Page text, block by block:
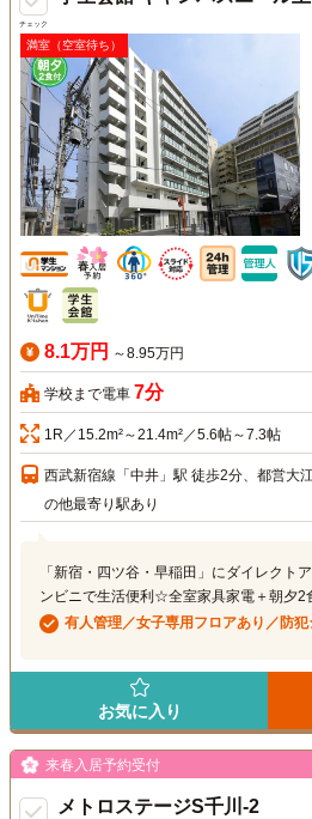
チェック
満室（空室待ち）
8.1万円 ～8.95万円
学校まで電車 7分
1R／15.2m²～21.4m²／5.6帖～7.3帖
西武新宿線「中井」駅 徒歩2分、都営大
の他最寄り駅あり
「新宿・四ツ谷・早稲田」にダイレクト
ンビニで生活便利☆全室家具家電＋朝夕2
有人管理／女子専用フロアあり／防犯
お気に入り
来春入居予約受付
メトロステージS千川-2